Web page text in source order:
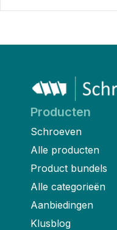
Producten
Schroeven
Alle producten
Product bundels
Alle categorieën
Aanbiedingen
Klusblog